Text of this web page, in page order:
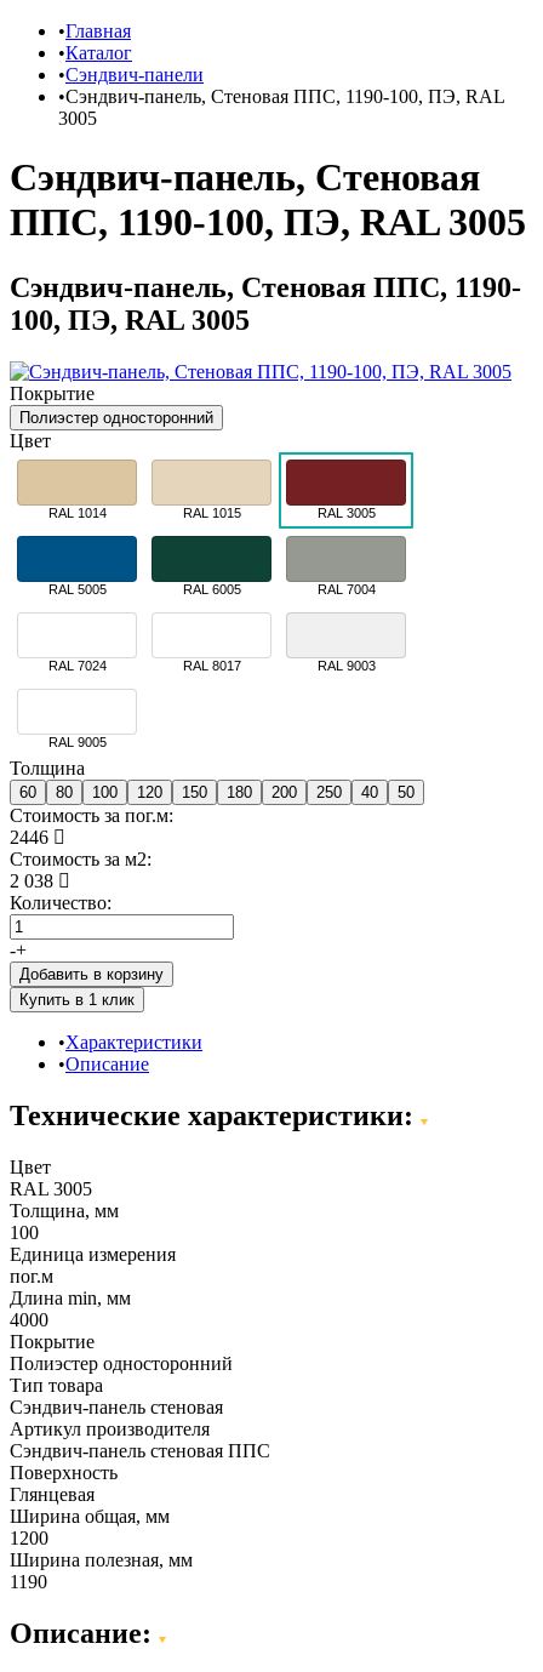
Главная
Каталог
Сэндвич-панели
Сэндвич-панель, Стеновая ППС, 1190-100, ПЭ, RAL
3005
Сэндвич-панель, Стеновая
ППС, 1190-100, ПЭ, RAL 3005
Сэндвич-панель, Стеновая ППС, 1190-
100, ПЭ, RAL 3005
Покрытие
Полиэстер односторонний
Цвет
RAL 1014 RAL 1015 RAL 3005
RAL 5005 RAL 6005 RAL 7004
RAL 7024 RAL 8017 RAL 9003
RAL 9005
Толщина
60 80 100 120 150 180 200 250 40 50
Стоимость за пог.м:
2446
Стоимость за м2:
2 038
Количество:
-+
Добавить в корзину
Характеристики
Описание
Технические характеристики:
Цвет
RAL 3005
Толщина, мм
100
Единица измерения
пог.м
Длина min, мм
4000
Покрытие
Полиэстер односторонний
Тип товара
Сэндвич-панель стеновая
Артикул производителя
Сэндвич-панель стеновая ППС
Поверхность
Глянцевая
Ширина общая, мм
1200
Ширина полезная, мм
1190
Описание: